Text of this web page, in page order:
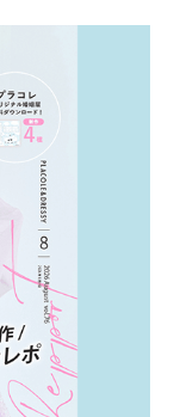
くさん散りばめら